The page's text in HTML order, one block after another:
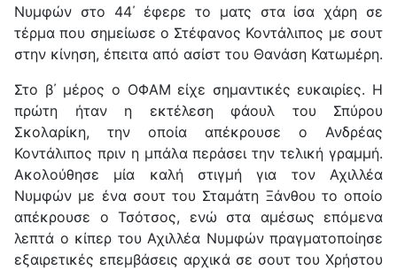
Νυμφών στο 44΄ έφερε το ματς στα ίσα χάρη σε
τέρμα που σημείωσε ο Στέφανος Κοντάλιπος με σουτ
στην κίνηση, έπειτα από ασίστ του Θανάση Κατωμέρη.
Στο β΄ μέρος ο ΟΦΑΜ είχε σημαντικές ευκαιρίες. Η
πρώτη ήταν η εκτέλεση φάουλ του Σπύρου
Σκολαρίκη, την οποία απέκρουσε ο Ανδρέας
Κοντάλιπος πριν η μπάλα περάσει την τελική γραμμή.
Ακολούθησε μία καλή στιγμή για τον Αχιλλέα
Νυμφών με ένα σουτ του Σταμάτη Ξάνθου το οποίο
απέκρουσε ο Τσότσος, ενώ στα αμέσως επόμενα
λεπτά ο κίπερ του Αχιλλέα Νυμφών πραγματοποίησε
εξαιρετικές επεμβάσεις αρχικά σε σουτ του Χρήστου